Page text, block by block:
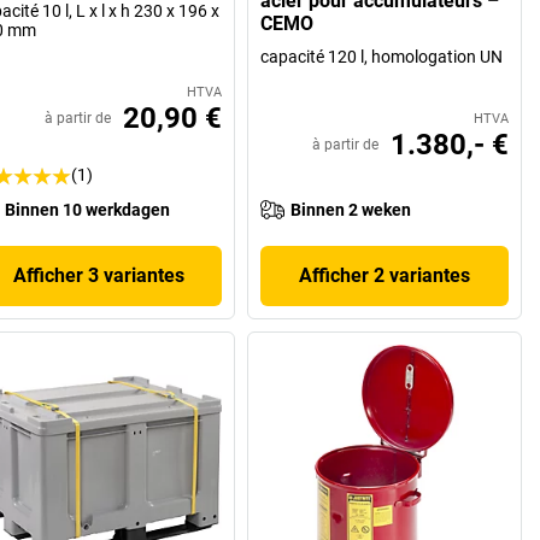
10 l, L x l x h 230 x 196 x
mm
HTVA
à partir de 20,90 €
(1)
Binnen 10 werkdagen
Afficher 3 variantes
CEMO
capacité 120 l, homologation UN
HTVA
à partir de 1.380,- €
Binnen 2 weken
Afficher 2 variantes